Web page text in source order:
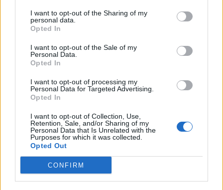
I want to opt-out of the Sharing of my
personal data.
Opted In
I want to opt-out of the Sale of my
Personal Data.
Opted In
I want to opt-out of processing my
Personal Data for Targeted Advertising.
Opted In
I want to opt-out of Collection, Use,
Retention, Sale, and/or Sharing of my
Personal Data that Is Unrelated with the
Purposes for which it was collected.
Opted Out
CONFIRM
Ace Publicidad Ediciones Diseño
Oviedo (Asturias)
Ver más
5193